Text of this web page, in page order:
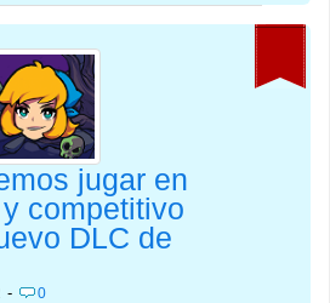
jugar en
competitivo
DLC de
- 0